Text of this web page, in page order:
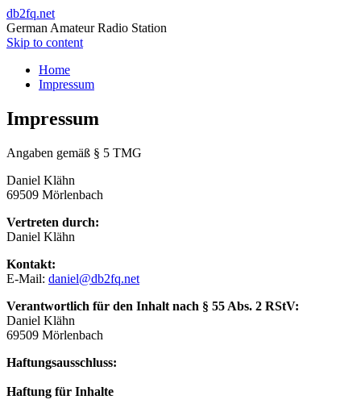
db2fq.net
German Amateur Radio Station
Skip to content
Home
Impressum
Impressum
Angaben gemäß § 5 TMG
Daniel Klähn
69509 Mörlenbach
Vertreten durch:
Daniel Klähn
Kontakt:
E-Mail: daniel@db2fq.net
Verantwortlich für den Inhalt nach § 55 Abs. 2 RStV:
Daniel Klähn
69509 Mörlenbach
Haftungsausschluss:
Haftung für Inhalte